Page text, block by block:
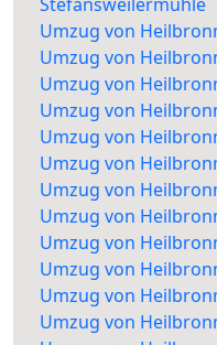
Umzug von
Umzug von
Umzug von
Umzug von
Umzug von
Umzug von
Umzug von
Umzug von
Umzug von
Umzug von
Umzug von
Umzug von